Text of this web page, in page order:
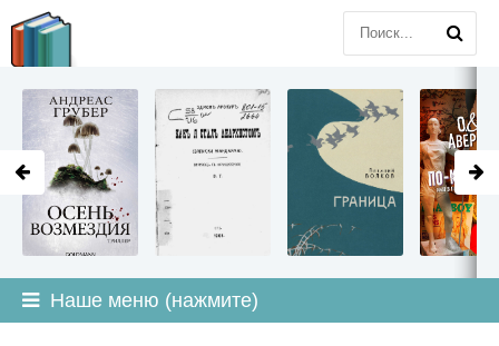
Наше меню (нажмите)
LITMIR.ORG